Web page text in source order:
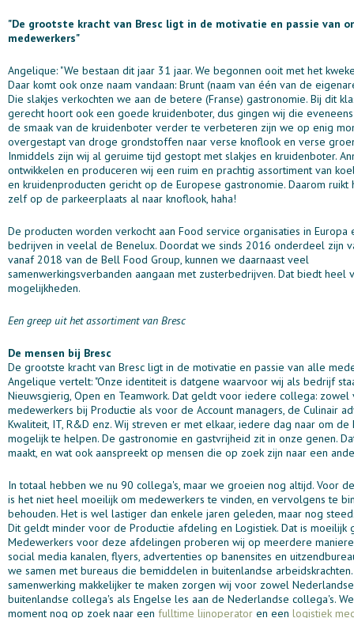
"De grootste kracht van Bresc ligt in de motivatie en passie van
medewerkers"
Angelique: "We bestaan dit jaar 31 jaar. We begonnen ooit met het
Daar komt ook onze naam vandaan: Brunt (naam van één van de
Die slakjes verkochten we aan de betere (Franse) gastronomie. Bij dit
gerecht hoort ook een goede kruidenboter, dus gingen wij die
de smaak van de kruidenboter verder te verbeteren zijn we op enig
overgestapt van droge grondstoffen naar verse knoflook en verse
Inmiddels zijn wij al geruime tijd gestopt met slakjes en kruidenboter.
ontwikkelen en produceren wij een ruim en prachtig assortiment van
en kruidenproducten gericht op de Europese gastronomie. Daarom ruikt
zelf op de parkeerplaats al naar knoflook, haha!
De producten worden verkocht aan Food service organisaties in Europa
bedrijven in veelal de Benelux. Doordat we sinds 2016 onderdeel zijn
vanaf 2018 van de Bell Food Group, kunnen we daarnaast veel
samenwerkingsverbanden aangaan met zusterbedrijven. Dat biedt heel
mogelijkheden.
Een greep uit het assortiment van Bresc
De mensen bij Bresc
De grootste kracht van Bresc ligt in de motivatie en passie van alle
Angelique vertelt: "Onze identiteit is datgene waarvoor wij als bedrijf
Nieuwsgierig, Open en Teamwork. Dat geldt voor iedere collega: zowel
medewerkers bij Productie als voor de Account managers, de Culinair
Kwaliteit, IT, R&D enz. Wij streven er met elkaar, iedere dag naar om
mogelijk te helpen. De gastronomie en gastvrijheid zit in onze genen.
maakt, en wat ook aanspreekt op mensen die op zoek zijn naar een
In totaal hebben we nu 90 collega's, maar we groeien nog altijd. Voor
is het niet heel moeilijk om medewerkers te vinden, en vervolgens te
behouden. Het is wel lastiger dan enkele jaren geleden, maar nog
Dit geldt minder voor de Productie afdeling en Logistiek. Dat is moeilijk
Medewerkers voor deze afdelingen proberen wij op meerdere
social media kanalen, flyers, advertenties op banensites en
we samen met bureaus die bemiddelen in buitenlandse
samenwerking makkelijker te maken zorgen wij voor zowel
buitenlandse collega's als Engelse les aan de Nederlandse collega's.
moment nog op zoek naar een fulltime lijnoperator en een logistiek